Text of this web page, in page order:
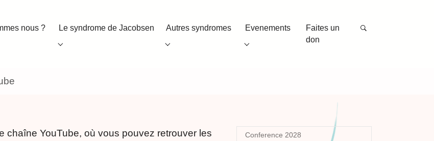
nous ?
for "Qui sommes nous ?"
Le syndrome de Jacobsen
Submenu for "Le syndrome de Jacobsen"
Autres syndromes
Submenu for "Autres syndromes"
Evenements
Submenu for "Evenements"
Faites un
don
chaîne YouTube, où vous pouvez retrouver les
Conference 2028